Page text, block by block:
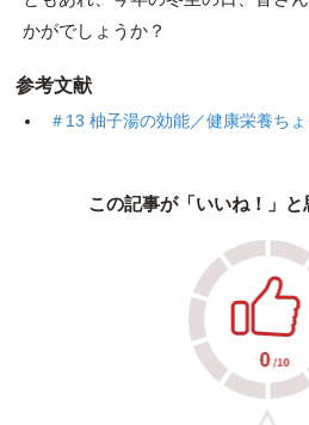
かがでしょうか？
参考文献
＃13 柚子湯の効能／健康栄養ち
この記事が「いいね！」と